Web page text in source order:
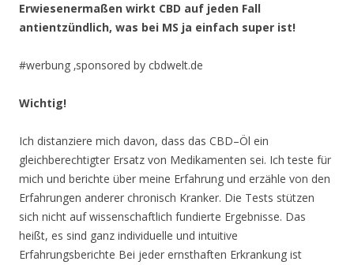
Erwiesenermaßen wirkt CBD auf jeden Fall
antientzündlich, was bei MS ja einfach super ist!
#werbung ‚sponsored by cbdwelt.de
Wichtig!
Ich distanziere mich davon, dass das CBD–Öl ein
gleichberechtigter Ersatz von Medikamenten sei. Ich teste für
mich und berichte über meine Erfahrung und erzähle von den
Erfahrungen anderer chronisch Kranker. Die Tests stützen
sich nicht auf wissenschaftlich fundierte Ergebnisse. Das
heißt, es sind ganz individuelle und intuitive
Erfahrungsberichte Bei jeder ernsthaften Erkrankung ist